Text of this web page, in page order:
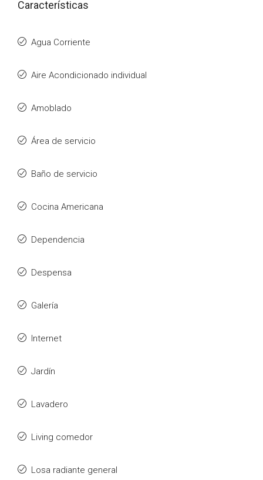
Características
Agua Corriente
Aire Acondicionado individual
Amoblado
Área de servicio
Baño de servicio
Cocina Americana
Dependencia
Despensa
Galería
Internet
Jardín
Lavadero
Living comedor
Losa radiante general